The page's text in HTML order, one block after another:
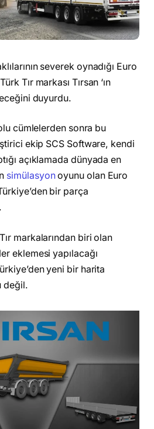
severek oynadığı Euro
Tır markası Tırsan ‘ın
duyurdu.
cümlelerden sonra bu
ekip SCS Software, kendi
açıklamada dünyada en
simülasyonoyunu olan Euro
bir parça
markalarından biri olan
eklemesi yapılacağı
yeni bir harita
değil.